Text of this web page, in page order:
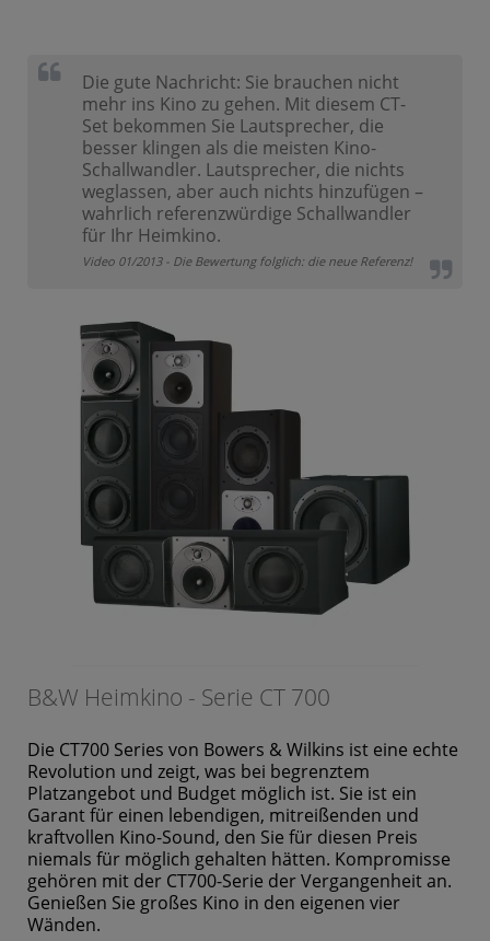
Die gute Nachricht: Sie brauchen nicht
mehr ins Kino zu gehen. Mit diesem CT-
Set bekommen Sie Lautsprecher, die
besser klingen als die meisten Kino-
Schallwandler. Lautsprecher, die nichts
weglassen, aber auch nichts hinzufügen –
wahrlich referenzwürdige Schallwandler
für Ihr Heimkino.
Video 01/2013 - Die Bewertung folglich: die neue Referenz!
B&W Heimkino - Serie CT 700
Die CT700 Series von Bowers & Wilkins ist eine echte
Revolution und zeigt, was bei begrenztem
Platzangebot und Budget möglich ist. Sie ist ein
Garant für einen lebendigen, mitreißenden und
kraftvollen Kino-Sound, den Sie für diesen Preis
niemals für möglich gehalten hätten. Kompromisse
gehören mit der CT700-Serie der Vergangenheit an.
Genießen Sie großes Kino in den eigenen vier
Wänden.